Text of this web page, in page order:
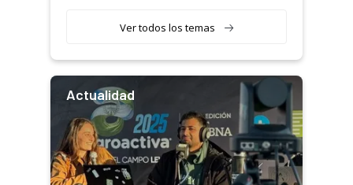
Ver todos los temas
Actualidad